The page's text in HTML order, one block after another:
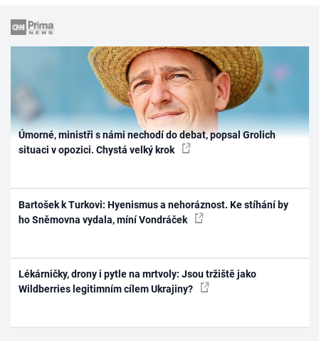
Úmorné, ministři s námi nechodí do debat, popsal Grolich
situaci v opozici. Chystá velký krok
Bartošek k Turkovi: Hyenismus a nehoráznost. Ke stíhání by
ho Sněmovna vydala, míní Vondráček
Lékárničky, drony i pytle na mrtvoly: Jsou tržiště jako
Wildberries legitimním cílem Ukrajiny?